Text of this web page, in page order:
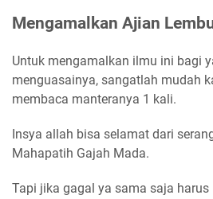
Mengamalkan Ajian
Untuk mengamalkan ilmu ini bagi
menguasainya, sangatlah mudah
membaca manteranya 1 kali.
Insya allah bisa selamat dari
Mahapatih Gajah Mada.
Tapi jika gagal ya sama saja